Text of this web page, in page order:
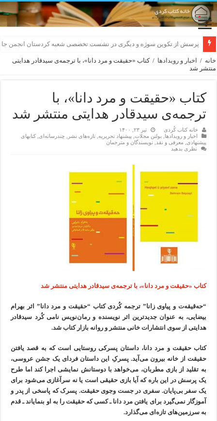
لەسەر کێشی ڕوباعی و به نەغمەی قەڵەمی «ئالی»
خانه / اخبار و رویدادها / کتاب «حقیقت و مرد دانا»، با ترجمه‌ی سیدقادر هدایتی
منتشر شد
کتاب «حقیقت و مرد دانا»، با
ترجمه‌ی سیدقادر هدایتی منتشر شد
خانه کتاب کُردی
تیر ۲۳, ۱۴۰۰
اخبار و رویدادها
بولتن مجلات پیشنهاد تحریریه ,تازەهای نشر چندرسانه‌ای ,کتابهای
پیشنهادی
معرفی و نقد
نویسندگان و مترجمان
نظری بدهید
کتاب «حقیقت و مرد دانا»، با ترجمه‌ی سیدقادر هدایتی منتشر شد
“حه‌قیقه‌ت و پیاوی زانا” ترجمه کُردی کتاب “حقیقت و مرد دانا” اثر بهرام
بیضایی، به عنوان جدیدترین اثر نویسنده و رمان‌نویس نامی کُرد سیدقادر
هدایتی از سوی انتشارات خانی منتشر و روانه بازار کتاب شد.
کتاب حقیقت و مرد دانا، داستان پسرکی روستایی است که به قصد یافتن
حقیقت از خانه بیرون می‌آید. پسرکِ این داستان فردای یک جشن عروسی،
به تقلید از بازی مطربان، می‌خواهد با دوستانش نمایشی اجرا کند اما طرح
یک پرسش در این باره که آیا بازی حقیقی است یا نه سرآغازی می‌شود برای
یک سفر بی‌پایان. سفری در جست وجوی حقیقت. پسرک که پاسخی از پدر و
آموزگار نمی‌گیرد برای یافتن مرد دانا ـ کسی که حقیقت را به او بنمایاند ـ قدم
به سرزمین‌های تازه‌ای می‌گذارد.